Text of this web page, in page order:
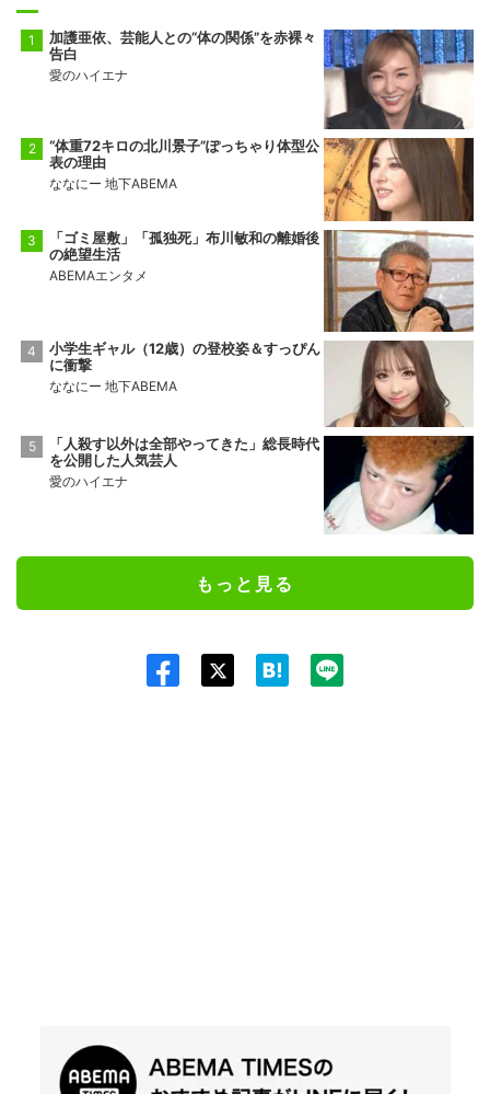
加護亜依、芸能人との“体の関係”を赤裸々
告白
愛のハイエナ
“体重72キロの北川景子”ぽっちゃり体型公
表の理由
ななにー 地下ABEMA
「ゴミ屋敷」「孤独死」布川敏和の離婚後
の絶望生活
ABEMAエンタメ
小学生ギャル（12歳）の登校姿＆すっぴん
に衝撃
ななにー 地下ABEMA
「人殺す以外は全部やってきた」総長時代
を公開した人気芸人
愛のハイエナ
もっと見る